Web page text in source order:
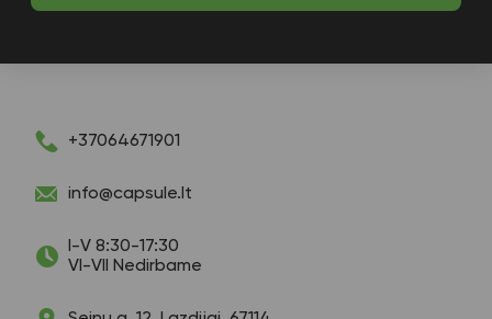
+37064671901
info@capsule.lt
I-V 8:30-17:30
VI-VII Nedirbame